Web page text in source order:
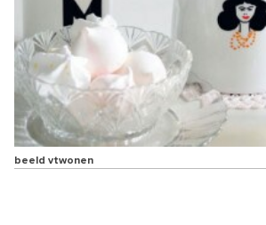
beeld vtwonen